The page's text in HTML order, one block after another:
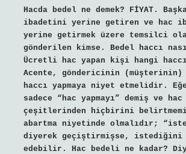
Hacda bedel ne demek? FİYAT.
ibadetini yerine getiren ve hac
yerine getirmek üzere temsilci
gönderilen kimse. Bedel haccı
Ücretli hac yapan kişi hangi haccı
Acente, göndericinin
haccı yapmaya niyet etmelidir.
sadece “hac yapmayı” demiş ve hac
çeşitlerinden hiçbirini
abartma niyetinde olmalıdır;
diyerek geçiştirmişse, istediğini
edebilir. Hac bedeli ne kadar?